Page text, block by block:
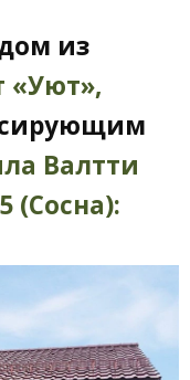
из
«Уют»,
Валтти
(Сосна):